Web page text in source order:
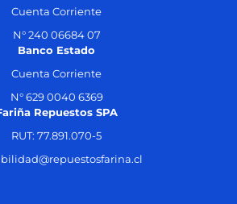
Cuenta Corriente
N° 240 06684 07
Banco Estado
Cuenta Corriente
N° 629 0040 6369
Repuestos SPA
RUT: 77.891.070-5